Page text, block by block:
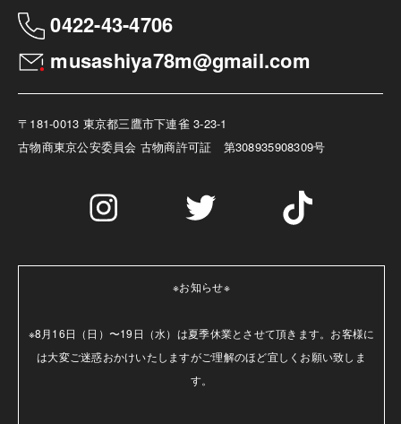
0422-43-4706
musashiya78m@gmail.com
〒181-0013 東京都三鷹市下連雀 3-23-1
古物商東京公安委員会 古物商許可証 第308935908309号
※お知らせ※
※8月16日（日）〜19日（水）は夏季休業とさせて頂きます。お客様に
は大変ご迷惑おかけいたしますがご理解のほど宜しくお願い致しま
す。